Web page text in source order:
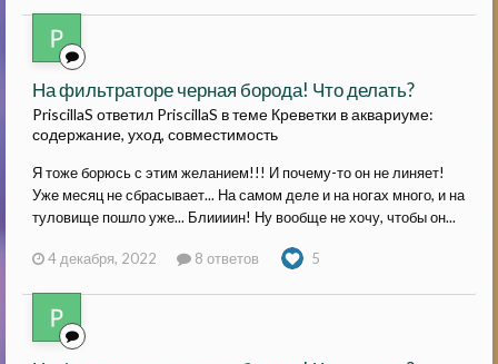
На фильтраторе черная борода! Что делать?
PriscillaS ответил PriscillaS в теме Креветки в аквариуме:
содержание, уход, совместимость
Я тоже борюсь с этим желанием!!! И почему-то он не линяет!
Уже месяц не сбрасывает... На самом деле и на ногах много, и на
туловище пошло уже... Блиииин! Ну вообще не хочу, чтобы он...
4 декабря, 2022 8 ответов 5